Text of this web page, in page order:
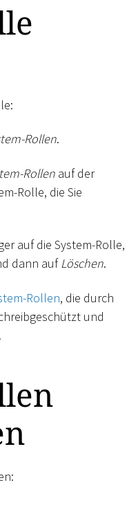
Rollen.
Rollen auf der
Rolle, die Sie
auf die System-Rolle,
dann aufLöschen.
Rollen, die durch
und